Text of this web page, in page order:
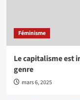
Féminisme
Le capitalisme est
genre
mars 6, 2025